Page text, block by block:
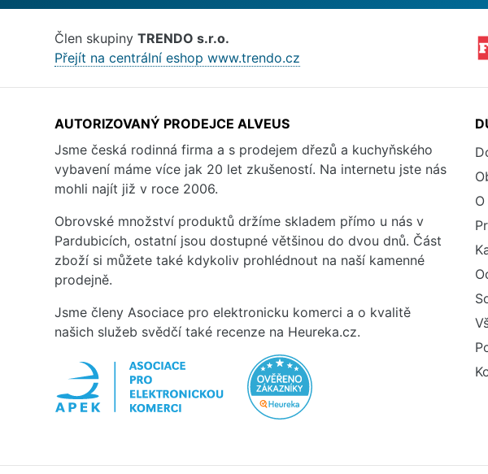
Člen skupiny TRENDO s.r.o.
Přejít na centrální eshop www.trendo.cz
AUTORIZOVANÝ PRODEJCE ALVEUS
Jsme česká rodinná firma a s prodejem dřezů a kuchyňského
vybavení máme více jak 20 let zkušeností. Na internetu jste nás
mohli najít již v roce 2006.
Obrovské množství produktů držíme skladem přímo u nás v
Pardubicích, ostatní jsou dostupné většinou do dvou dnů. Část
zboží si můžete také kdykoliv prohlédnout na naší kamenné
prodejně.
Jsme členy Asociace pro elektronicku komerci a o kvalitě
našich služeb svědčí také recenze na Heureka.cz.